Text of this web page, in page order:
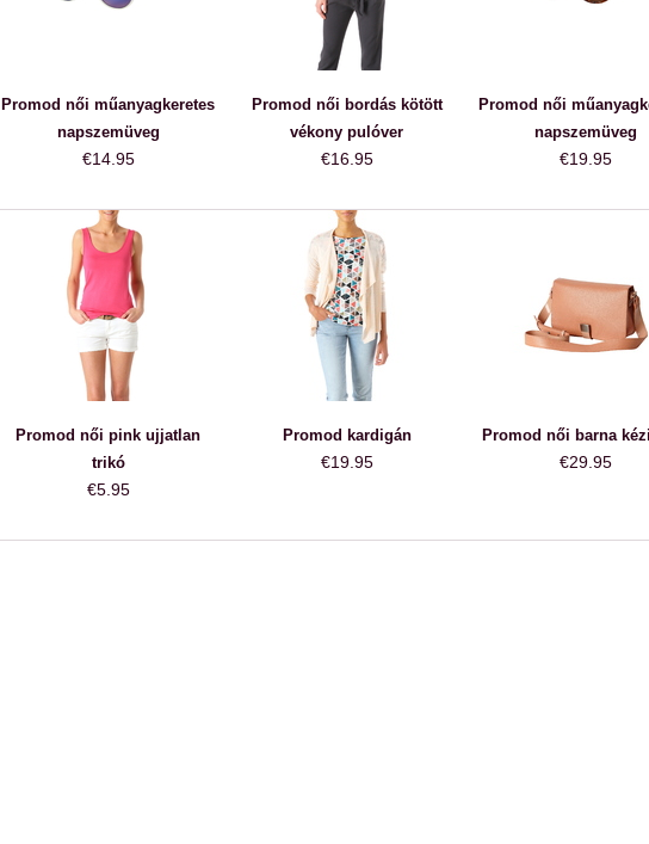
Promod női műanyagkeretes
napszemüveg
€14.95
Promod női bordás kötött
vékony pulóver
€16.95
Promod női
napszemüveg
€19.95
Promod női pink ujjatlan
trikó
€5.95
Promod kardigán
€19.95
Promod női barna
€29.95